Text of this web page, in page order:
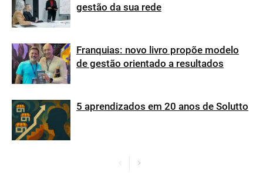
gestão da sua rede
Franquias: novo livro propõe modelo
de gestão orientado a resultados
5 aprendizados em 20 anos de Solutto